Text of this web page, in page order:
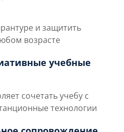
и защитить
возрасте
учебные
сочетать учебу с
технологии